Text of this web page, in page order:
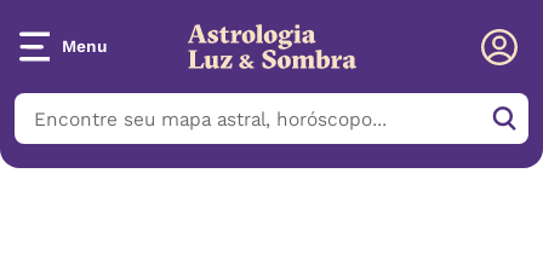
Menu
Início/Notícias/O Sol está em Libra e você pode aproveitar: